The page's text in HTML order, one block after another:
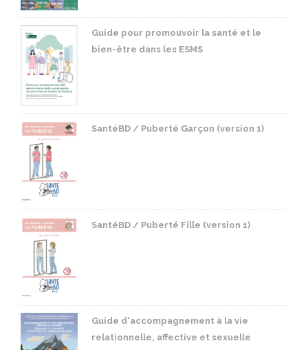
Guide pour promouvoir la santé et le
bien-être dans les ESMS
SantéBD / Puberté Garçon (version 1)
SantéBD / Puberté Fille (version 1)
Guide d'accompagnement à la vie
relationnelle, affective et sexuelle